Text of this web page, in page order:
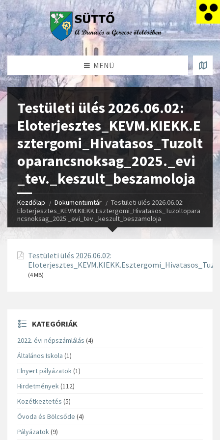
MENÜ
Testületi ülés 2026.06.02:
Eloterjesztes_KEVM.KIEKK.E
sztergomi_Hivatasos_Tuzolt
oparancsnoksag_2025._evi
_tev._keszult_beszamoloja
Kezdőlap Dokumentumtár
Testületi ülés 2026.06.02:
Eloterjesztes_KEVM.KIEKK.Esztergomi_Hivatasos_Tuzoltopara
ncsnoksag_2025._evi_tev._keszult_beszamoloja
Testületi ülés 2026.06.02:
(4 MB)
KATEGÓRIÁK
2022. évi népszámlálás (4)
Általános Iskola (1)
Elnyert pályázatok(1)
Hirdetmények(112)
Közétkeztetés (5)
Óvoda és Bölcsőde (4)
Pályázatok(9)